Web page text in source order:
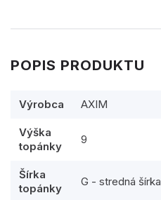
POPIS PRODUKTU
Výrobca AXIM
Výška
topánky
9
Šírka
topánky
G - stredná šírka